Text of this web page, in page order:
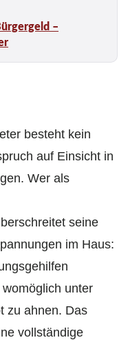
–
besteht kein
auf Einsicht in
Wer als
seine
im Haus:
unter
zu ahnen. Das
vollständige